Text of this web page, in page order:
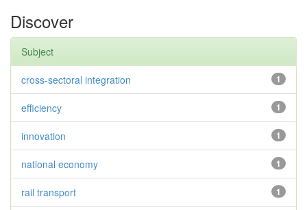
Discover
Subject
1
cross-sectoral integration
1
efficiency
1
innovation
1
national economy
1
rail transport